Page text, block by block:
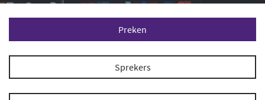
Preken
Sprekers